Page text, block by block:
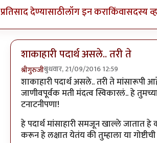
प्रतिसाद देण्यासाठीलॉग इन कराकिंवासदस्य
शाकाहारी पदार्थ असले.. तरी ते
श्रीगुरुजीबुधवार, 21/09/2016 12:59
In reply toशाकाहारी पदार्थ असले.. तरी ते
शाकाहारी पदार्थ असले.. तरी ते
जाणीवपूर्वक मती मंदत्व स्विकारलं.. हे
टनाटनीपणा!
हे पदार्थ मांसाहारी समजून खाल्ले जातात
करून हे लक्षात येतंय की तुम्हाला या